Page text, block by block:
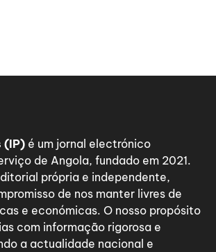
(IP) é um jornal electrónico
de Angola, fundado em 2021.
própria e independente,
de nos manter livres de
e económicas. O nosso propósito
com informação rigorosa e
a actualidade nacional e